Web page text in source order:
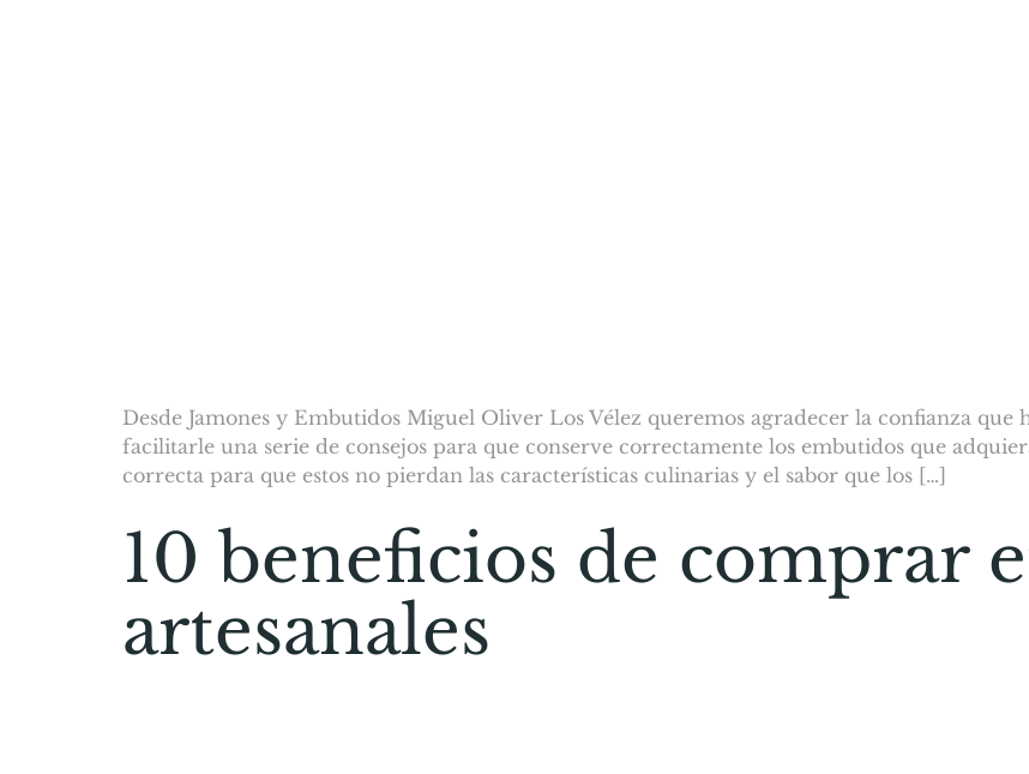
Desde Jamones y Embutidos Miguel Oliver Los Vélez queremos agradecer la confianza
facilitarle una serie de consejos para que conserve correctamente los embutidos que
correcta para que estos no pierdan las características culinarias y el sabor que los […]
10 beneficios de comprar
artesanales